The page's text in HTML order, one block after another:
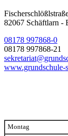
82067 Schäftlarn -
08178 997868-0
08178 997868-21
www.grundschule-
Montag